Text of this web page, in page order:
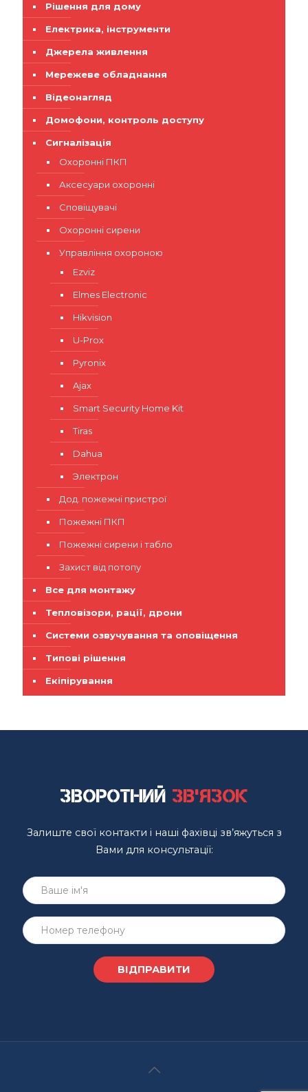
Рішення для дому
Електрика, інструменти
Джерела живлення
Мережеве обладнання
Відеонагляд
Домофони, контроль доступу
Сигналізація
Охоронні ПКП
Аксесуари охоронні
Сповіщувачі
Охоронні сирени
Управління охороною
Ezviz
Elmes Electronic
Hikvision
U-Prox
Pyronix
Ajax
Smart Security Home Kit
Tiras
Dahua
Электрон
Дод. пожежні пристрої
Пожежні ПКП
Пожежні сирени і табло
Захист від потопу
Все для монтажу
Тепловізори, рації, дрони
Системи озвучування та оповіщення
Типові рішення
Екіпірування
Зворотний зв'язок
Залиште свої контакти і наші фахівці зв’яжуться з
Вами для консультації: